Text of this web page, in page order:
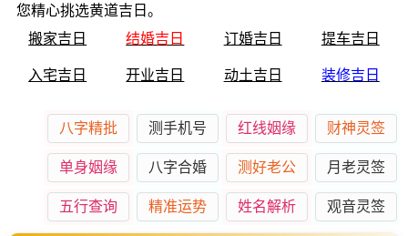
您精心挑选黄道吉日。
搬家吉日
结婚吉日 订婚吉日 提车吉日
入宅吉日 开业吉日 动土吉日 装修吉日
八字精批 测手机号 红线姻缘 财神灵签
单身姻缘 八字合婚 测好老公 月老灵签
五行查询 精准运势 姓名解析 观音灵签